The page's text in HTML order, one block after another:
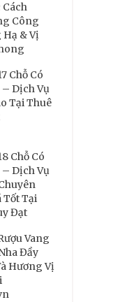
Cách
Công
Hạ & Vị
Chỗ Có
– Dịch Vụ
Tại Thuê
Chỗ Có
– Dịch Vụ
Tốt Tại
Đạt
Vang
Đầy
Hương Vị